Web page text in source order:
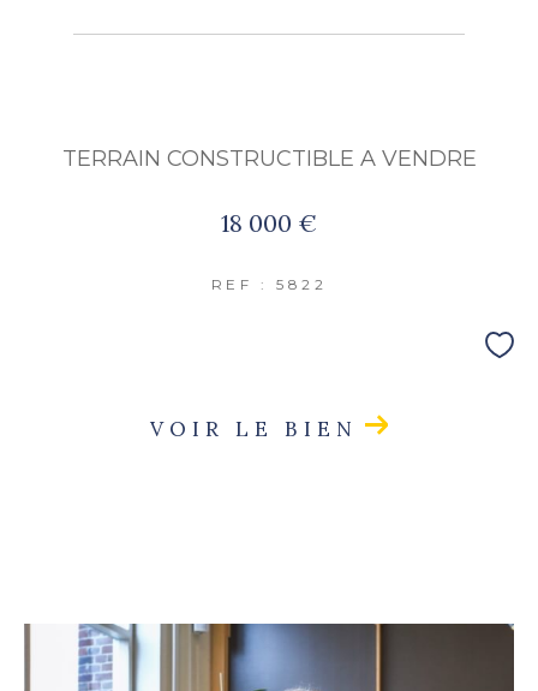
TERRAIN CONSTRUCTIBLE A VENDRE
18 000 €
REF : 5822
VOIR LE BIEN